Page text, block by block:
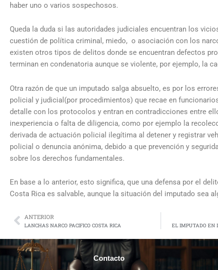
haber uno o varios sospechosos.
Queda la duda si las autoridades judiciales encuentran los
cuestión de política criminal, miedo, o asociación con los
existen otros tipos de delitos donde se encuentran defectos
terminan en condenatoria aunque se violente, por ejemplo, la
Otra razón de que un imputado salga absuelto, es por los
policial y judicial(por procedimientos) que recae en
detalle con los protocolos y entran en contradicciones entre
inexperiencia o falta de diligencia, como por ejemplo la
derivada de actuación policial ilegítima al detener y registrar
policial o denuncia anónima, debido a que prevención y
sobre los derechos fundamentales.
En base a lo anterior, esto significa, que una defensa por el
Costa Rica es salvable, aunque la situación del imputado sea
Prev
ANTERIOR
LANCHAS NARCO PACIFICO COSTA RICA EL IMPUTADO EN
Contacto